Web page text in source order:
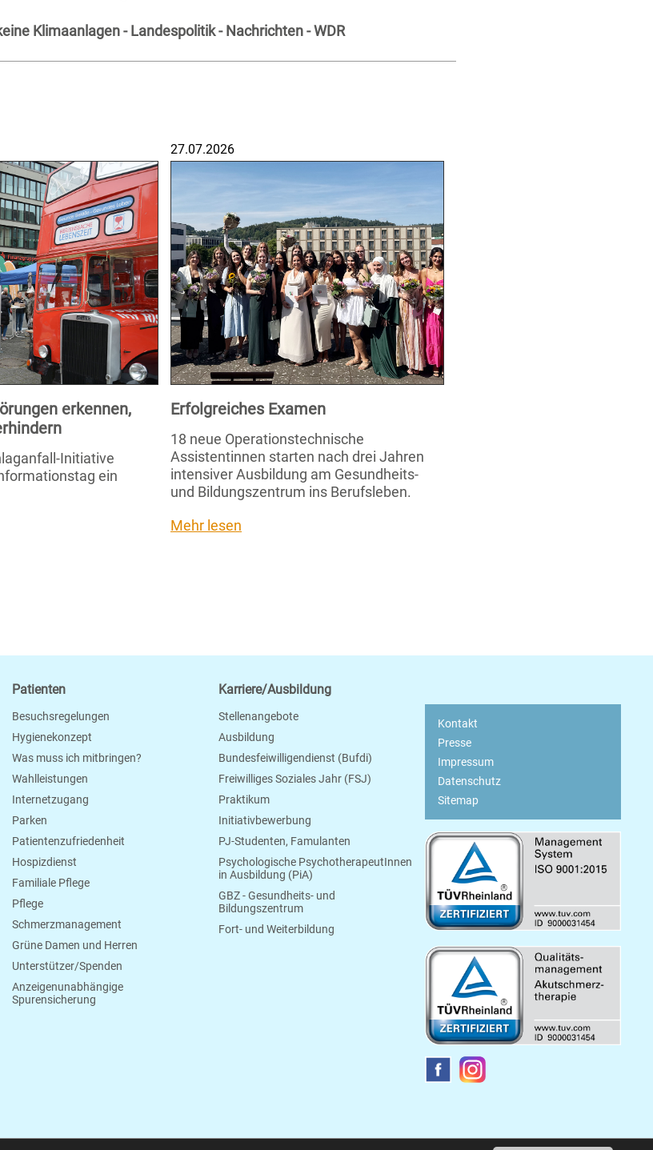
Klimaanlagen - Landespolitik - Nachrichten - WDR
erkennen,
Initiative
ein
27.07.2026
Erfolgreiches Examen
18 neue Operationstechnische
Assistentinnen starten nach drei Jahren
intensiver Ausbildung am Gesundheits-
und Bildungszentrum ins Berufsleben.
Mehr lesen
Patienten
Besuchsregelungen
Hygienekonzept
Was muss ich mitbringen?
Wahlleistungen
Internetzugang
Parken
Patientenzufriedenheit
Hospizdienst
Familiale Pflege
Pflege
Schmerzmanagement
Grüne Damen und Herren
Unterstützer/Spenden
Anzeigenunabhängige
Spurensicherung
Karriere/Ausbildung
Stellenangebote
Ausbildung
Bundesfeiwilligendienst (Bufdi)
Freiwilliges Soziales Jahr (FSJ)
Praktikum
Initiativbewerbung
PJ-Studenten, Famulanten
Psychologische PsychotherapeutInnen
in Ausbildung (PiA)
GBZ - Gesundheits- und
Bildungszentrum
Fort- und Weiterbildung
Kontakt
Presse
Impressum
Datenschutz
Sitemap
Tel.:0 22 61.17 0 E-Mail:info@klinikum-oberberg.de